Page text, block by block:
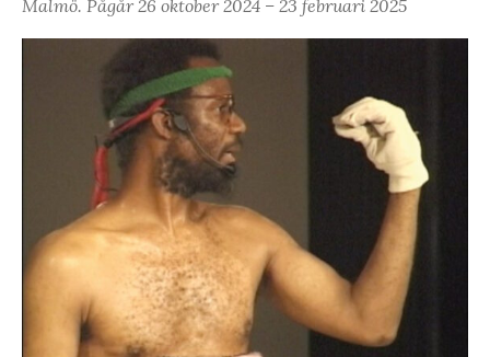
Malmö. Pågår 26 oktober 2024 – 23 februari 2025